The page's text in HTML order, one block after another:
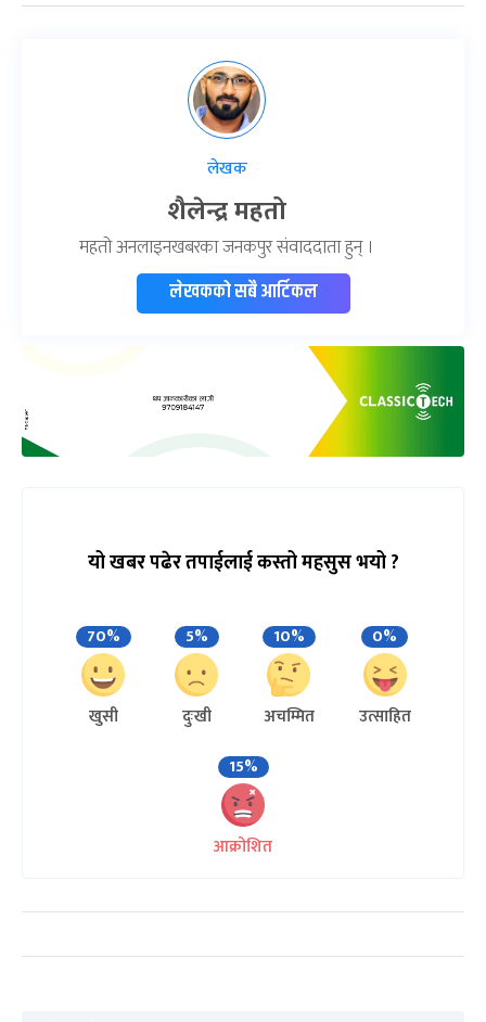
लेखक
शैलेन्द्र महतो
महतो अनलाइनखबरका जनकपुर संवाददाता हुन् ।
लेखकको सबै आर्टिकल
यो खबर पढेर तपाईलाई कस्तो महसुस भयो ?
70%
खुसी
5%
दुःखी
10%
अचम्मित
0%
उत्साहित
15%
आक्रोशित